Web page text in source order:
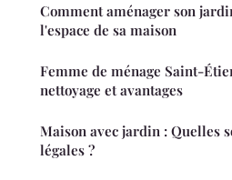
Comment aménager son
l'espace de sa maison
Femme de ménage Saint-
nettoyage et avantages
Maison avec jardin : Quelles
légales ?